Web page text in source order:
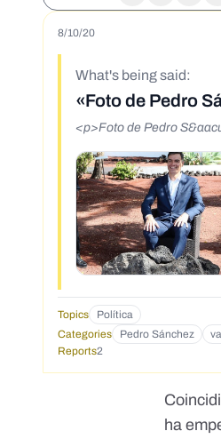
8/10/20
What's being said:
«Foto de Pedro
<p>Foto de Pedro
Topics Política
Categories
Pedro Sánchez
Reports2
ha